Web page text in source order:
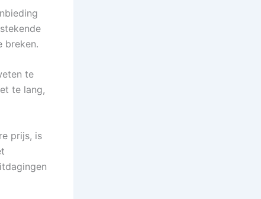
breken.
te
te lang,
prijs, is